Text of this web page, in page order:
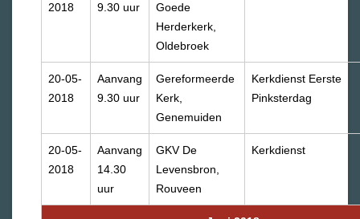
2018
9.30 uur
Goede
Herderkerk,
Oldebroek
20-05-
2018
Aanvang
9.30 uur
Gereformeerde
Kerk,
Genemuiden
Kerkdienst Eerste
Pinksterdag
20-05-
2018
Aanvang
14.30
uur
GKV De
Levensbron,
Rouveen
Kerkdienst